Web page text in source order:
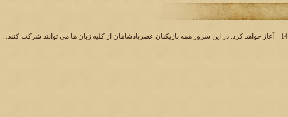
آغاز خواهد کرد. در این سرور همه بازیکنان عصرپادشاهان از کلیه زبان ها می توانند شرکت کنند.